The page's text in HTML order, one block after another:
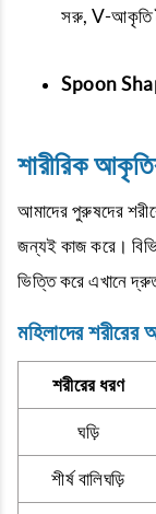
সরু, V-আকৃতি
Spoon
শারীরিক
আমাদের পুরুষদের
জন্যই কাজ করে।
ভিত্তি করে এখানে দ্রুত
মহিলাদের শরীরের
শরীরের ধরণ
ঘড়ি
শীর্ষ বালিঘড়ি